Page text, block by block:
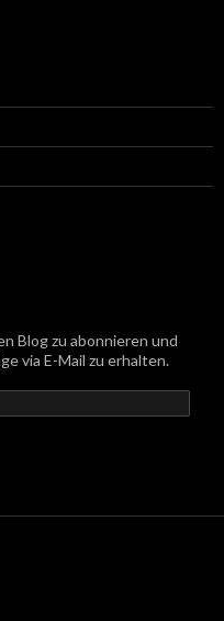
Blog zu abonnieren und
via E-Mail zu erhalten.